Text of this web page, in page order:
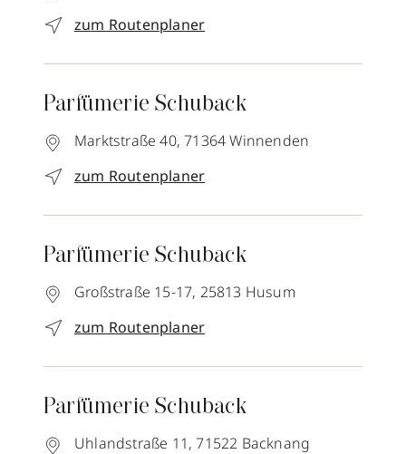
zum Routenplaner
Parfümerie Schuback
Marktstraße 40, 71364 Winnenden
zum Routenplaner
Parfümerie Schuback
Großstraße 15-17, 25813 Husum
zum Routenplaner
Parfümerie Schuback
Uhlandstraße 11, 71522 Backnang